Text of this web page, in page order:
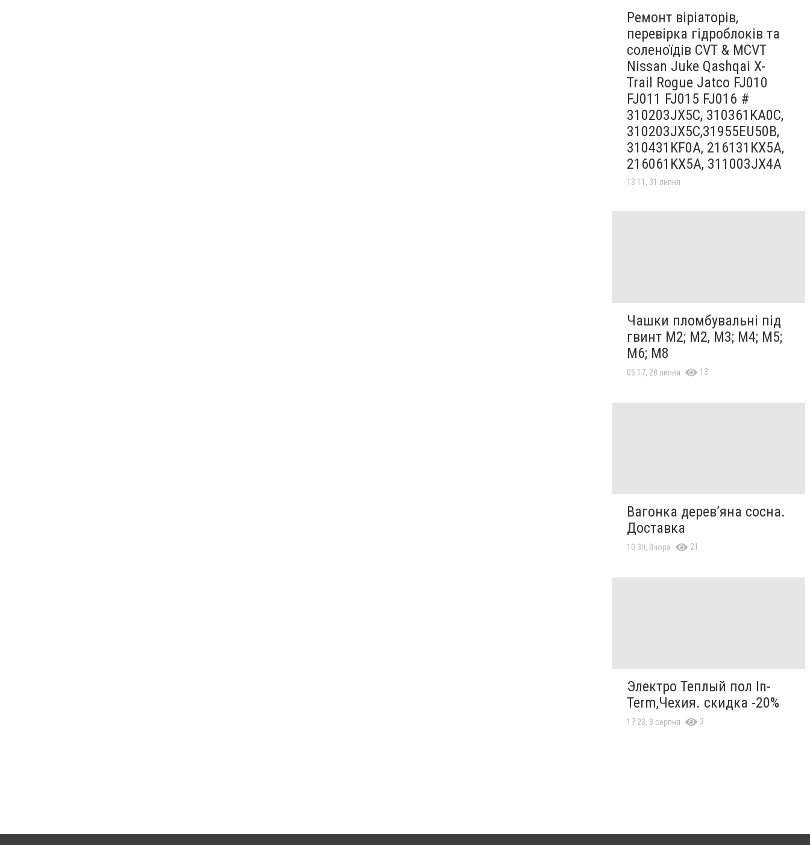
Ремонт віріаторів,
перевірка гідроблоків та
соленоїдів CVT & MCVT
Nissan Juke Qashqai X-
Trail Rogue Jatco FJ010
FJ011 FJ015 FJ016 #
310203JX5C, 310361KA0C,
310203JX5C,31955EU50B,
310431KF0A, 216131KX5A,
216061KX5A, 311003JX4A
13:11, 31 липня
Чашки пломбувальні під
гвинт М2; М2, М3; М4; М5;
М6; М8
05:17, 28 липня 13
Вагонка дерев’яна сосна.
Доставка
10:30, Вчора 21
Электро Теплый пол In-
Term,Чехия. скидка -20%
17:23, 3 серпня 3